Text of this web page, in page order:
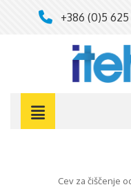
+386 (0)5
cev za čiščenje